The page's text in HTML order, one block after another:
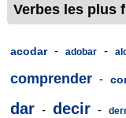
Verbes les plus
acodar - adobar -
comprender -
dar - decir -